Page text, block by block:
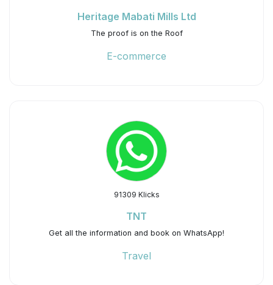
Heritage Mabati Mills Ltd
The proof is on the Roof
E-commerce
91309 Klicks
TNT
Get all the information and book on WhatsApp!
Travel